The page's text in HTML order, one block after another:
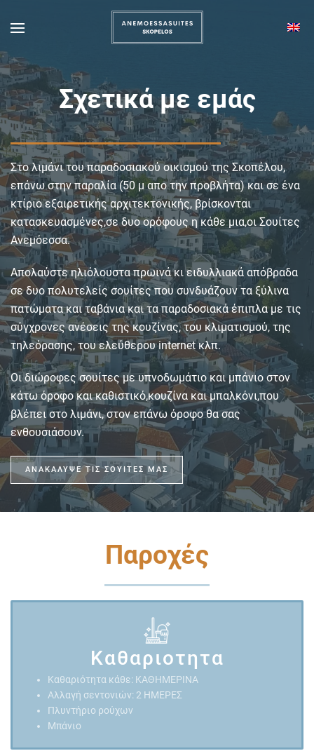
Σχετικά με εμάς
Στο λιμάνι του παραδοσιακού οικισμού της Σκοπέλου,
επάνω στην παραλία (50 μ απο την προβλήτα) και σε ένα
κτίριο εξαιρετικής αρχιτεκτονικής, βρίσκονται
κατασκευασμένες,σε δυο ορόφους η κάθε μια,οι Σουίτες
Ανεμόεσσα.
Απολαύστε ηλιόλουστα πρωινά κι ειδυλλιακά απόβραδα
σε δυο πολυτελείς σουίτες που συνδυάζουν τα ξύλινα
πατώματα και ταβάνια και τα παραδοσιακά έπιπλα με τις
σύγχρονες ανέσεις της κουζίνας, τoυ κλιματισμού, της
τηλεόρασης, του ελεύθερου internet κλπ.
Οι διώροφες σουίτες με υπνοδωμάτιο και μπάνιο στον
κάτω όροφο και καθιστικό,κουζίνα και μπαλκόνι,που
βλέπει στο λιμάνι, στον επάνω όροφο θα σας
ενθουσιάσουν.
ΑΝΑΚΑΛΥΨΕ ΤΙΣ ΣΟΥΙΤΕΣ ΜΑΣ
Παροχές
Καθαριοτητα
Καθαριότητα κάθε: ΚΑΘΗΜΕΡΙΝΑ
Αλλαγή σεντονιών: 2 ΗΜΕΡΕΣ
Πλυντήριο ρούχων
Μπάνιο